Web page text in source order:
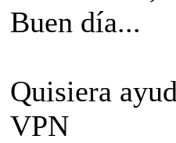
Buen día...
Quisiera
VPN